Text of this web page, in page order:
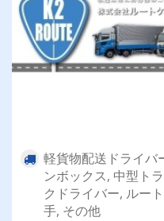
軽貨物配送ドライバ
ンボックス, 中型ト
クドライバー, ルー
手, その他